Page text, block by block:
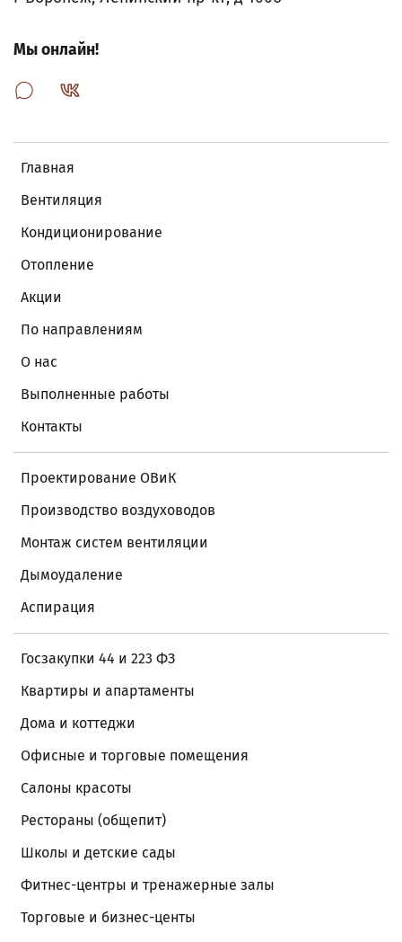
Главная
Вентиляция
Кондиционирование
Отопление
Акции
По направлениям
О нас
Выполненные работы
Контакты
Проектирование ОВиК
Производство воздуховодов
Монтаж систем вентиляции
Дымоудаление
Аспирация
Госзакупки 44 и 223 ФЗ
Квартиры и апартаменты
Дома и коттеджи
Офисные и торговые помещения
Салоны красоты
Рестораны (общепит)
Школы и детские сады
Фитнес-центры и тренажерные залы
Торговые и бизнес-центы
Мы онлайн!